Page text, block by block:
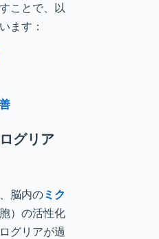
ことで、以
ます：
グリア
脳内のミク
）の活性化
グリアが過